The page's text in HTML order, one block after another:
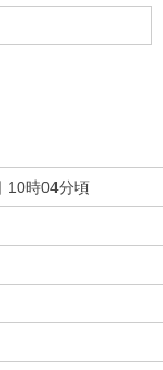
10時04分頃